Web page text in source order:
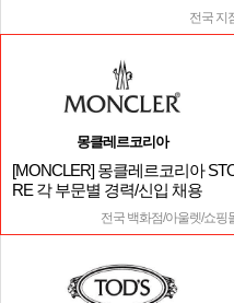
전국 지
몽클레르코리아
[MONCLER] 몽클레르코리아
RE 각 부문별 경력/신입 채용
전국 백화점/아울렛/쇼핑